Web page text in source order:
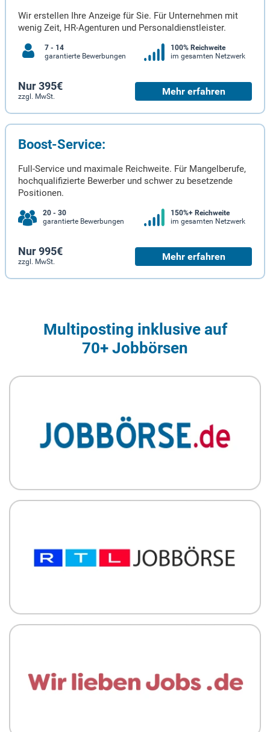
Wir erstellen Ihre Anzeige für Sie. Für Unternehmen mit
wenig Zeit, HR-Agenturen und Personaldienstleister.
7 - 14
garantierte Bewerbungen
100% Reichweite
im gesamten Netzwerk
Nur 395€
zzgl. MwSt. Mehr erfahren
Boost-Service:
Full-Service und maximale Reichweite. Für Mangelberufe,
hochqualifizierte Bewerber und schwer zu besetzende
Positionen.
20 - 30
garantierte Bewerbungen
150%+ Reichweite
im gesamten Netzwerk
Nur 995€
zzgl. MwSt. Mehr erfahren
Multiposting inklusive auf
70+ Jobbörsen